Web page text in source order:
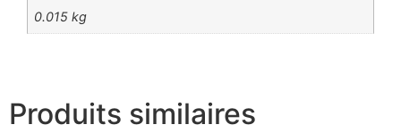
0.015 kg
Produits similaires